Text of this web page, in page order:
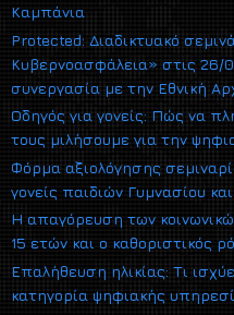
Καμπάνια
Protected: Διαδικτυακό
Κυβερνοασφάλεια» στις 26/
συνεργασία με την Εθνική
Οδηγός για γονείς: Πώς να
τους μιλήσουμε για την
Φόρμα αξιολόγησης
γονείς παιδιών Γυμνασίου
Η απαγόρευση των
15 ετών και ο καθοριστικός
Επαλήθευση ηλικίας: Τι
κατηγορία ψηφιακής